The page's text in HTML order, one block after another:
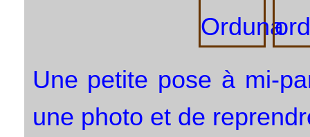
Une petite pose à mi-
une photo et de